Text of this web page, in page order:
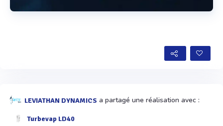
LEVIATHAN DYNAMICS a partagé une réalisation avec :
Turbevap LD40